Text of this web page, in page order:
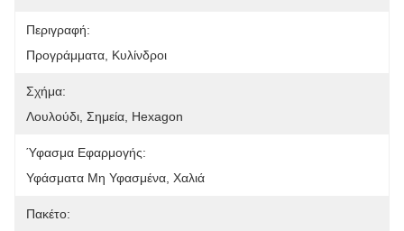
Περιγραφή:
Προγράμματα, Κυλίνδροι
Σχήμα:
Λουλούδι, Σημεία, Hexagon
Ύφασμα Εφαρμογής:
Υφάσματα Μη Υφασμένα, Χαλιά
Πακέτο: